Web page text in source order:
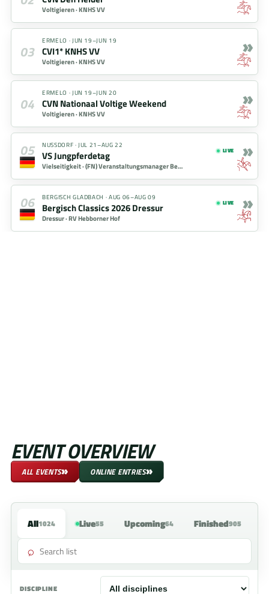
Voltigieren ·KNHS VV
03
ERMELO · JUN 19–JUN 19
CVI1* KNHS VV
Voltigieren ·KNHS VV
»
04
ERMELO · JUN 19–JUN 20
CVN Nationaal Voltige Weekend
Voltigieren ·KNHS VV
»
05 NUSSDORF ·JUL 21–AUG 22
VS Jungpferdetag
Vielseitigkeit ·(FN) Veranstaltungsmanager Bernd Müller
LIVE »
06 BERGISCH GLADBACH ·AUG 06–AUG 09
Bergisch Classics 2026 Dressur
Dressur ·RV Hebborner Hof
LIVE »
EVENT OVERVIEW
ALL EVENTS» ONLINE ENTRIES»
All1024 Live55 Upcoming64 Finished905
⌕
DISCIPLINE